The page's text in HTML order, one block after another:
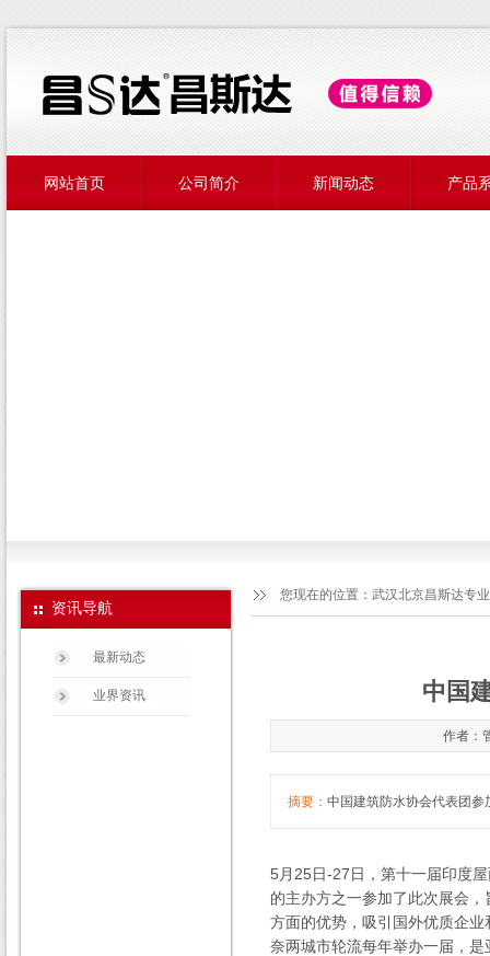
网站首页 公司简介 新闻动态 产品
您现在的位置： 武汉北京昌斯达专
资讯导航
最新动态
业界资讯 中国
作者：
摘要： 中国建筑防水协会代表团参
5月25日-27日，第十一届印度
的主办方之一参加了此次展会
方面的优势，吸引国外优质企
奈两城市轮流每年举办一届，